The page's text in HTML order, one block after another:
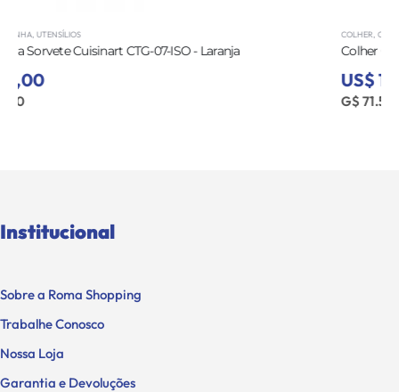
COLHER,COZINHA
Colher Cuisinart CTG-04-SSS Inox Cabo Preto
US$ 12,00
G$ 71.520
Institucional
Sobre a Roma Shopping
Trabalhe Conosco
Nossa Loja
Garantia e Devoluções